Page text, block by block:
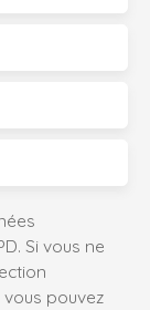
Si vous ne
pouvez